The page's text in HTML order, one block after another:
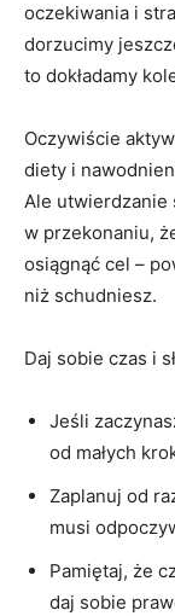
oczekiwania i
dorzucimy
to dokładamy
Oczywiście
diety i
Ale utwierdzanie
w przekonaniu,
osiągnąć cel –
niż schudniesz.
Daj sobie czas i
Jeśli
od małych
Zaplanuj od
musi
Pamiętaj, że
daj sobie